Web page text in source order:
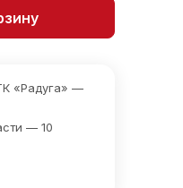
«Радуга» —
— 10